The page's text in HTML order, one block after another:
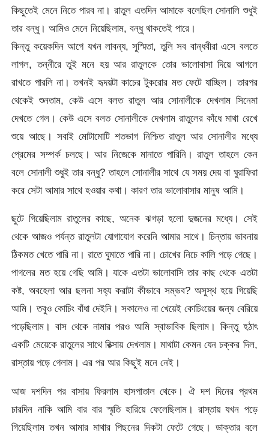
কিছুতেই মেনে নিতে পারব না। রাতুল এতদিন আমাকে বলেছিল সোনালি শুধুই
তার বন্ধু। আমিও মেনে নিয়েছিলাম, বন্ধু থাকতেই পারে।
কিন্তু কয়েকদিন আগে যখন লাবন্য, সুস্মিতা, তুলি সব বান্ধবীরা এসে বলতে
লাগল, তন্নীরে তুই মনে হয় আর রাতুলকে তোর ভালোবাসা দিয়ে আগলে
রাখতে পারলি না। তখনই হৃদয়টা কাচের টুকরোর মত ফেটে যাচ্ছিল। তারপর
থেকেই শুনতাম, কেউ এসে বলত রাতুল আর সোনালীকে দেখলাম সিনেমা
দেখতে গেল। কেউ এসে বলত সোনালীকে দেখলাম রাতুলের কাঁধে মাথা রেখে
শুয়ে আছে। সবাই মোটামোটি শতভাগ নিশ্চিত রাতুল আর সোনালীর মধ্যে
প্রেমের সম্পর্ক চলছে। আর নিজেকে মানাতে পারিনি। রাতুল তাহলে কেন
বলে সোনালী শুধুই তার বন্ধু? তাহলে সোনালীর সাথে যে সময় দেয় বা ঘুরাফিরা
করে সেটা আমার সাথে হওয়ার কথা। কারণ তার ভালোবাসার মানুষ আমি।
ছুটে গিয়েছিলাম রাতুলের কাছে, অনেক ঝগড়া হলো দুজনের মধ্যে। সেই
থেকে আজও পর্যন্ত রাতুলটা যোগাযোগ করেনি আমার সাথে। চিন্তায় ভাবনায়
ঠিকমত খেতে পারি না। রাতে ঘুমাতে পারি না। চোখের নিচে কালি পড়ে গেছে।
পাগলের মত হয়ে গেছি আমি। যাকে এতটা ভালোবাসি তার কাছ থেকে এতটা
কষ্ট, অবহেলা আর ছলনা সহ্য করাটা কীভাবে সম্ভব? অসুস্থ হয়ে গিয়েছি
আমি। তবুও কোচিং বাঁধা দেইনি। সকালেও না খেয়েই কোচিংয়ের জন্য বেরিয়ে
পড়েছিলাম। বাস থেকে নামার পরও আমি স্বাভাবিক ছিলাম। কিন্তু হঠাৎ
একটি মেয়েকে রাতুলের সাথে রিক্সায় দেখলাম। মাথাটা কেমন যেন চক্কর দিল,
রাস্তায় পড়ে গেলাম। এর পর আর কিছুই মনে নেই।
আজ দশদিন পর বাসায় ফিরলাম হাসপাতাল থেকে। ঐ দশ দিনের প্রথম
চারদিন নাকি আমি বার বার স্মৃতি হারিয়ে ফেলেছিলাম। রাস্তায় যখন পড়ে
গিয়েছিলাম তখন আমার মাথার পিছনের দিকটা ফেটে গেছে। ডাক্তার বলে